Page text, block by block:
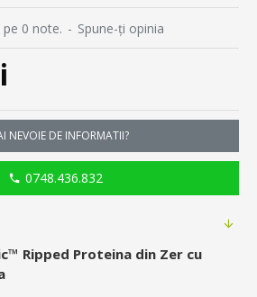
0 note. - Spune-ţi opinia
NEVOIE DE INFORMATII?
0748.436.832
™ Ripped Proteina din Zer cu